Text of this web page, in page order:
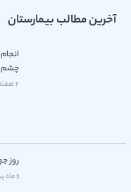
آخرین مطالب بیمارستان
چشم
2 هفته پیش
روز
11 ماه پیش